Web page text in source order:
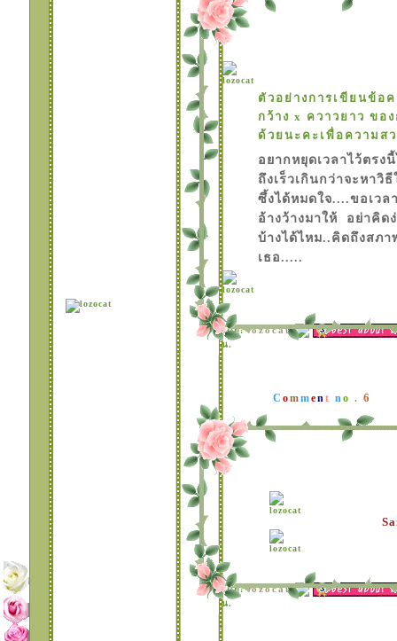
กรอบ 2
TABLE 6 แบบ
บว์..ระยิบระยับที่มุม
กรอบ
TABLE 5 แบบกิ๊ปเก๋
มี 2 แบบ ให้เลือกสว
TABLE 3 นางฟ้ามุม
กรอบ สีหวานๆ
TABLE 2 แบบมีไม้
ขวนกรอบหน้าบล็อค
สีหวานๆ
TABLE 1 แบบ มุม
บว์ พื้นหลังรูปหัวใจ
สนหวาน
ตัวอย่างการเขียนข้อ
กว้าง x ควาวยาว ขอ
ด้วยนะคะเพื่อความส
อยากหยุดเวลาไว้ตรง
ถึงเร็วเกินกว่าจะหาวิ
ซึ้งได้หมดใจ....ขอเว
อ้างว้างมาให้ อย่าคิด
บ้างได้ไหม..คิดถึงสภ
เธอ.....
ดย: lozocat
น.
C omment no . 6
ดย: lozocat
น.